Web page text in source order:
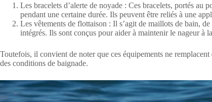
Les bracelets d’alerte de noyade : Ces bracelets, portés au
pendant une certaine durée. Ils peuvent être reliés à une
Les vêtements de flottaison : Il s’agit de maillots de bain,
intégrés. Ils sont conçus pour aider à maintenir le nageur à
Toutefois, il convient de noter que ces équipements ne
des conditions de baignade.